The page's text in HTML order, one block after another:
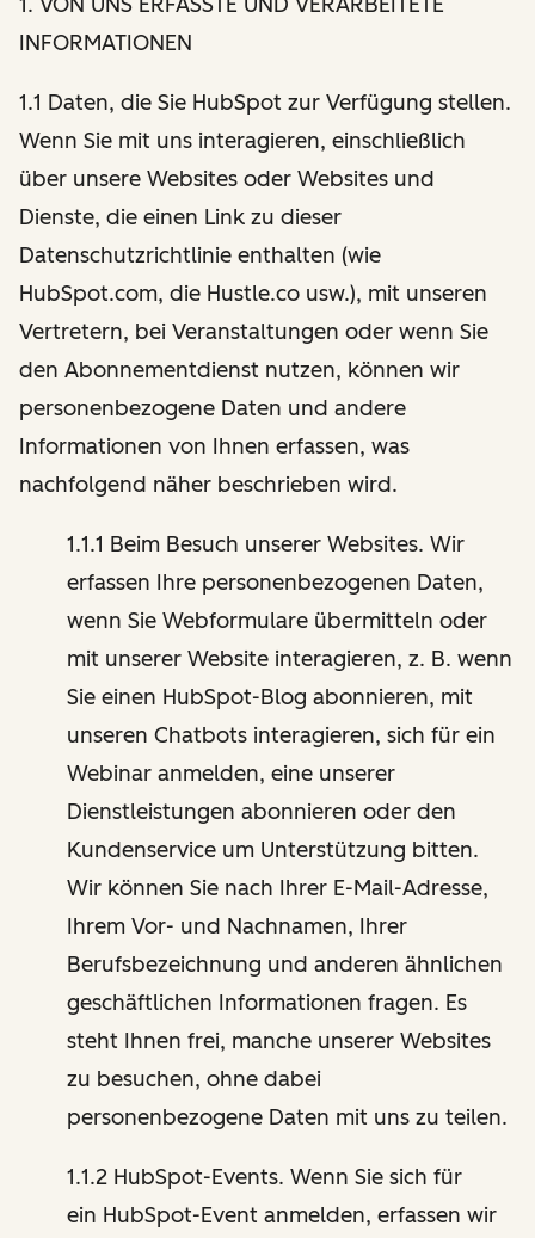
INFORMATIONEN
1.1 Daten, die Sie HubSpot zur Verfügung stellen.
Wenn Sie mit uns interagieren, einschließlich
über unsere Websites oder Websites und
Dienste, die einen Link zu dieser
Datenschutzrichtlinie enthalten (wie
HubSpot.com, die Hustle.co usw.), mit unseren
Vertretern, bei Veranstaltungen oder wenn Sie
den Abonnementdienst nutzen, können wir
personenbezogene Daten und andere
Informationen von Ihnen erfassen, was
nachfolgend näher beschrieben wird.
1.1.1 Beim Besuch unserer Websites. Wir
erfassen Ihre personenbezogenen Daten,
wenn Sie Webformulare übermitteln oder
mit unserer Website interagieren, z. B. wenn
Sie einen HubSpot-Blog abonnieren, mit
unseren Chatbots interagieren, sich für ein
Webinar anmelden, eine unserer
Dienstleistungen abonnieren oder den
Kundenservice um Unterstützung bitten.
Wir können Sie nach Ihrer E-Mail-Adresse,
Ihrem Vor- und Nachnamen, Ihrer
Berufsbezeichnung und anderen ähnlichen
geschäftlichen Informationen fragen. Es
steht Ihnen frei, manche unserer Websites
zu besuchen, ohne dabei
personenbezogene Daten mit uns zu teilen.
1.1.2 HubSpot-Events. Wenn Sie sich für
ein HubSpot-Event anmelden, erfassen wir